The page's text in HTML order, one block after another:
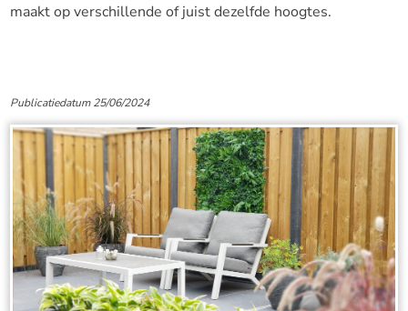
maakt op verschillende of juist dezelfde hoogtes.
Publicatiedatum 25/06/2024